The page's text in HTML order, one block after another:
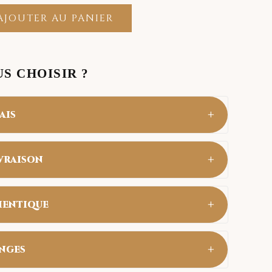
DHS.AU PANIER
CHOISIR ?
+
au Maroc.
+
à la réception de votre
Delivery).
+
en Argent Sterling 925 véritable. Ils
+